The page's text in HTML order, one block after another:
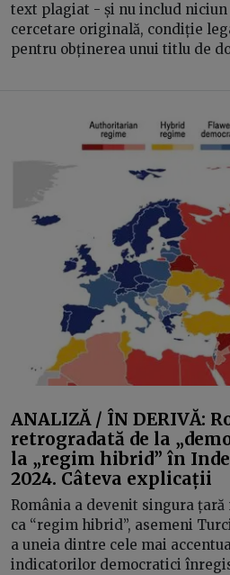
text plagiat - și nu includ niciun
cercetare originală, condiție
pentru obținerea unui titlu de
ANALIZĂ / ÎN DERIVĂ:
retrogradată de la
la „regim hibrid” în
2024. Câteva explicații
România a devenit singura țară
ca “regim hibrid”, asemeni
a uneia dintre cele mai
indicatorilor democratici